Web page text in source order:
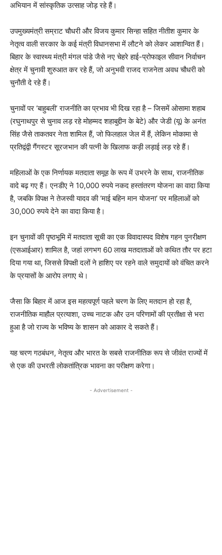
अभियान में सांस्कृतिक उत्साह जोड़ रहे हैं।
उपमुख्यमंत्री सम्राट चौधरी और विजय कुमार सिन्हा सहित नीतीश कुमार के
नेतृत्व वाली सरकार के कई मंत्री विधानसभा में लौटने को लेकर आशान्वित हैं।
बिहार के स्वास्थ्य मंत्री मंगल पांडे जैसे नए चेहरे हाई-प्रोफाइल सीवान निर्वाचन
क्षेत्र में चुनावी शुरुआत कर रहे हैं, जो अनुभवी राजद राजनेता अवध चौधरी को
चुनौती दे रहे हैं।
चुनावों पर ‘बाहुबली’ राजनीति का प्रभाव भी दिख रहा है – जिसमें ओसामा शहाब
(रघुनाथपुर से चुनाव लड़ रहे मोहम्मद शहाबुद्दीन के बेटे) और जेडी (यू) के अनंत
सिंह जैसे ताकतवर नेता शामिल हैं, जो फिलहाल जेल में हैं, लेकिन मोकामा से
प्रतिद्वंद्वी गैंगस्टर सूरजभान की पत्नी के खिलाफ कड़ी लड़ाई लड़ रहे हैं।
महिलाओं के एक निर्णायक मतदाता समूह के रूप में उभरने के साथ, राजनीतिक
वादे बढ़ गए हैं। एनडीए ने 10,000 रुपये नकद हस्तांतरण योजना का वादा किया
है, जबकि विपक्ष ने तेजस्वी यादव की ‘माई बहिन मान योजना’ पर महिलाओं को
30,000 रुपये देने का वादा किया है।
इन चुनावों की पृष्ठभूमि में मतदाता सूची का एक विवादास्पद विशेष गहन पुनरीक्षण
(एसआईआर) शामिल है, जहां लगभग 60 लाख मतदाताओं को कथित तौर पर हटा
दिया गया था, जिससे विपक्षी दलों ने हाशिए पर रहने वाले समुदायों को वंचित करने
के प्रयासों के आरोप लगाए थे।
जैसा कि बिहार में आज इस महत्वपूर्ण पहले चरण के लिए मतदान हो रहा है,
राजनीतिक माहौल प्रत्याशा, उच्च नाटक और उन परिणामों की प्रतीक्षा से भरा
हुआ है जो राज्य के भविष्य के शासन को आकार दे सकते हैं।
यह चरण गठबंधन, नेतृत्व और भारत के सबसे राजनीतिक रूप से जीवंत राज्यों में
से एक की उभरती लोकतांत्रिक भावना का परीक्षण करेगा।
- Advertisement -